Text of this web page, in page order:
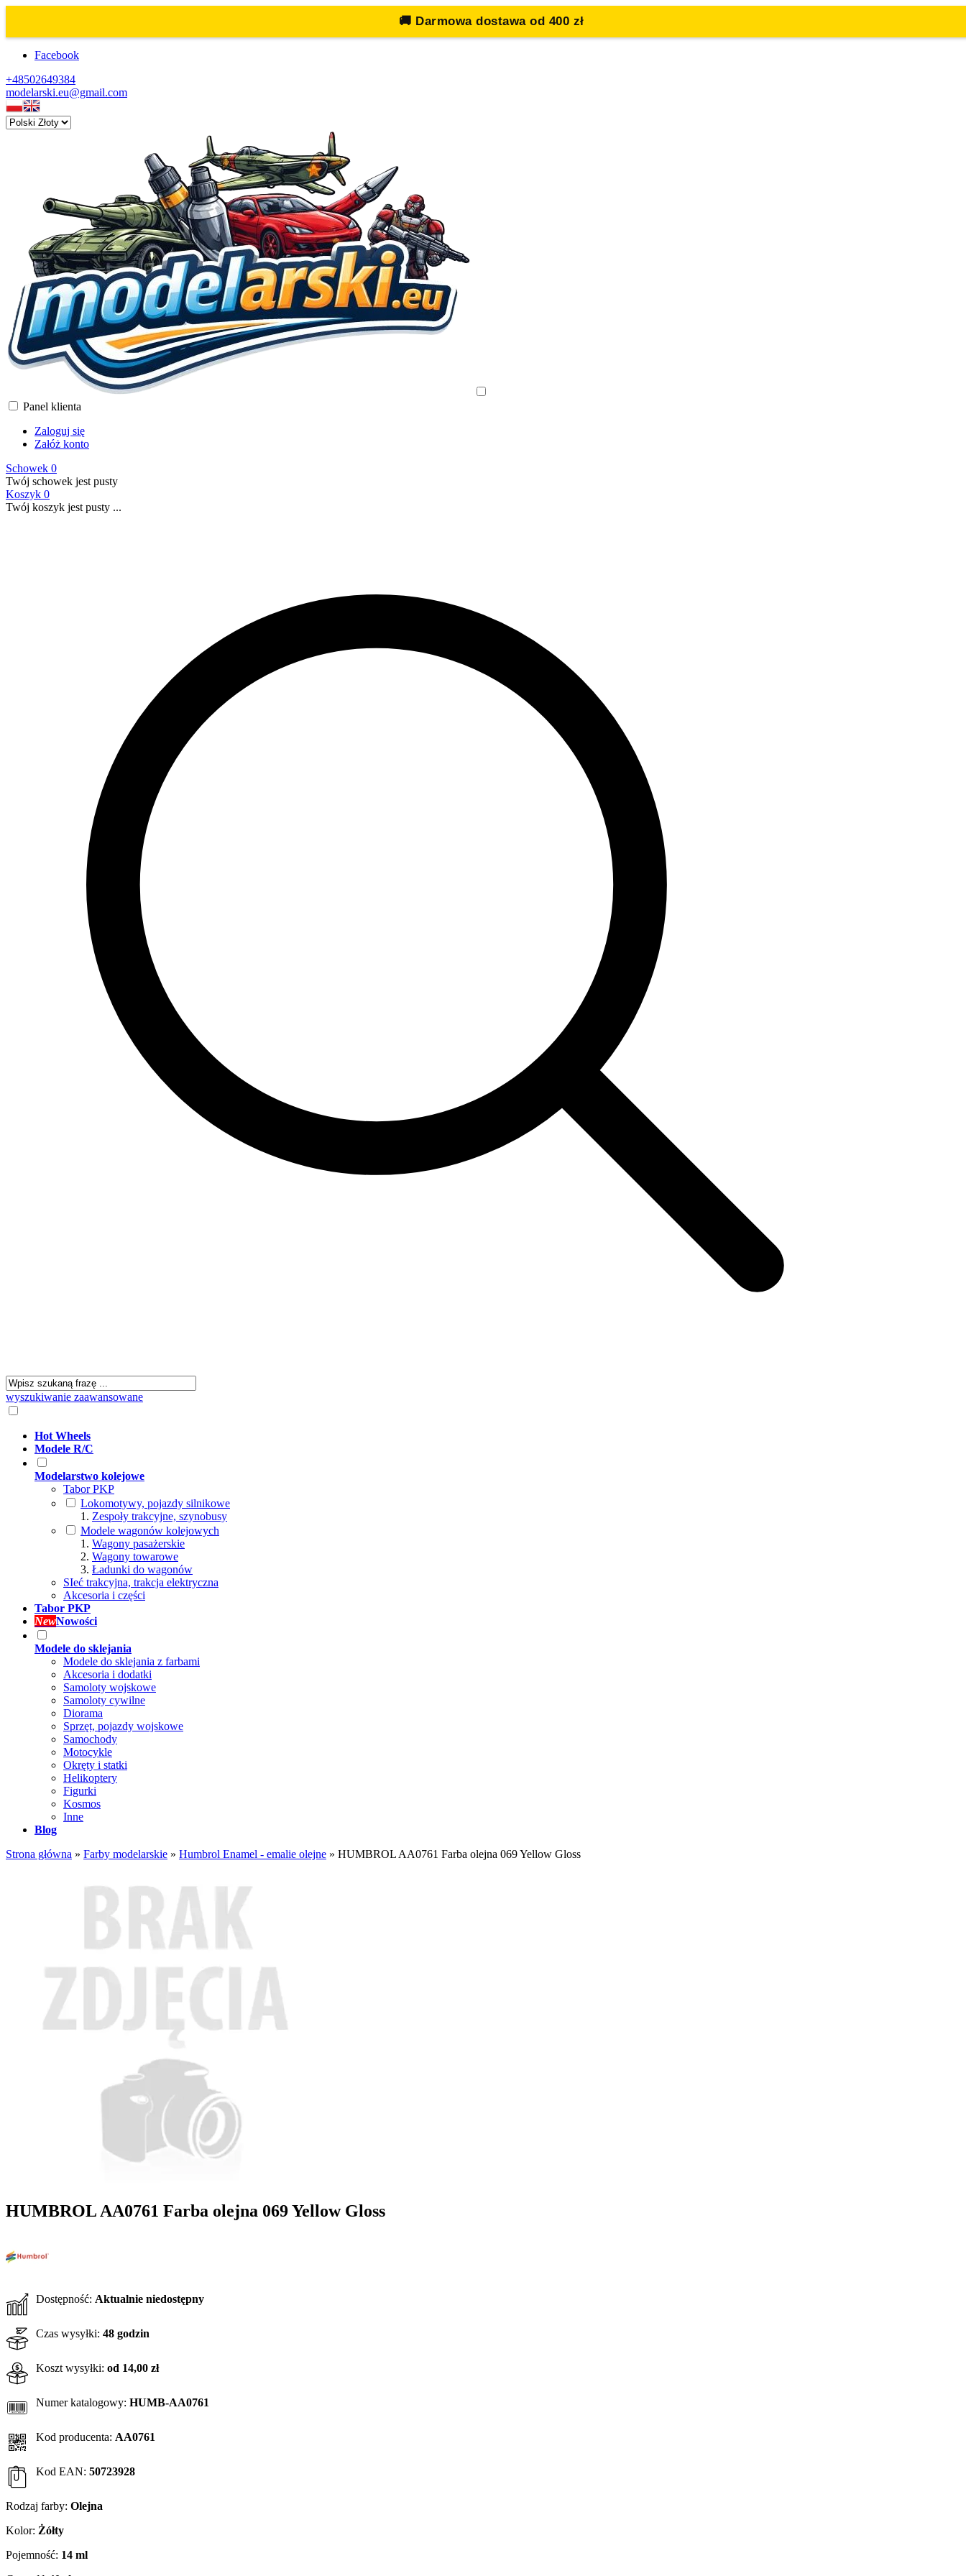
🚚 Darmowa dostawa od 400 zł
Facebook
+48502649384
modelarski.eu@gmail.com
Panel klienta
Zaloguj się
Załóż konto
Schowek 0
Twój schowek jest pusty
Koszyk 0
Twój koszyk jest pusty ...
wyszukiwanie zaawansowane
Hot Wheels
Modele R/C
Modelarstwo kolejowe
Tabor PKP
Lokomotywy, pojazdy silnikowe
Zespoły trakcyjne, szynobusy
Modele wagonów kolejowych
Wagony pasażerskie
Wagony towarowe
Ładunki do wagonów
SIeć trakcyjna, trakcja elektryczna
Akcesoria i części
Tabor PKP
NewNowości
Modele do sklejania
Modele do sklejania z farbami
Akcesoria i dodatki
Samoloty wojskowe
Samoloty cywilne
Diorama
Sprzęt, pojazdy wojskowe
Samochody
Motocykle
Okręty i statki
Helikoptery
Figurki
Kosmos
Inne
Blog
Strona główna » Farby modelarskie » Humbrol Enamel - emalie olejne » HUMBROL AA0761 Farba olejna 069 Yellow Gloss
HUMBROL AA0761 Farba olejna 069 Yellow Gloss
Dostępność: Aktualnie niedostępny
Czas wysyłki: 48 godzin
Koszt wysyłki: od 14,00 zł
Numer katalogowy: HUMB-AA0761
Kod producenta: AA0761
Kod EAN: 50723928
Rodzaj farby: Olejna
Kolor: Żółty
Pojemność: 14 ml